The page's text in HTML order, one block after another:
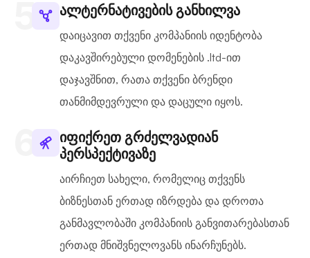
ალტერნატივების განხილვა
დაიცავით თქვენი კომპანიის იდენტობა
დაკავშირებული დომენების .ltd-ით
დაჯავშნით, რათა თქვენი ბრენდი
თანმიმდევრული და დაცული იყოს.
იფიქრეთ გრძელვადიან
პერსპექტივაზე
აირჩიეთ სახელი, რომელიც თქვენს
ბიზნესთან ერთად იზრდება და დროთა
განმავლობაში კომპანიის განვითარებასთან
ერთად მნიშვნელოვანს ინარჩუნებს.